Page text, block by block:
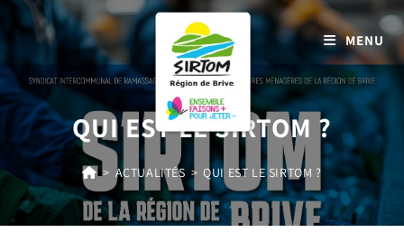
MENU
QUI EST LE SIRTOM ?
> ACTUALITÉS > QUI EST LE SIRTOM ?